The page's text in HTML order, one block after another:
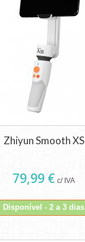
Zhiyun Smooth XS
79,99 € c/ IVA
Disponível - 2 a 3 dias